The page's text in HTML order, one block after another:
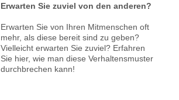
Erwarten Sie zuviel von den anderen?
Erwarten Sie von Ihren Mitmenschen oft
mehr, als diese bereit sind zu geben?
Vielleicht erwarten Sie zuviel? Erfahren
Sie hier, wie man diese Verhaltensmuster
durchbrechen kann!